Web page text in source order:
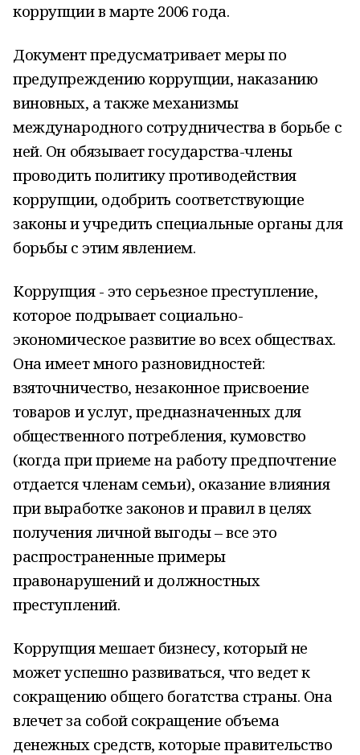
коррупции в марте 2006 года.
Документ предусматривает меры по
предупреждению коррупции, наказанию
виновных, а также механизмы
международного сотрудничества в борьбе с
ней. Он обязывает государства-члены
проводить политику противодействия
коррупции, одобрить соответствующие
законы и учредить специальные органы для
борьбы с этим явлением.
Коррупция - это серьезное преступление,
которое подрывает социально-
экономическое развитие во всех обществах.
Она имеет много разновидностей:
взяточничество, незаконное присвоение
товаров и услуг, предназначенных для
общественного потребления, кумовство
(когда при приеме на работу предпочтение
отдается членам семьи), оказание влияния
при выработке законов и правил в целях
получения личной выгоды – все это
распространенные примеры
правонарушений и должностных
преступлений.
Коррупция мешает бизнесу, который не
может успешно развиваться, что ведет к
сокращению общего богатства страны. Она
влечет за собой сокращение объема
денежных средств, которые правительство